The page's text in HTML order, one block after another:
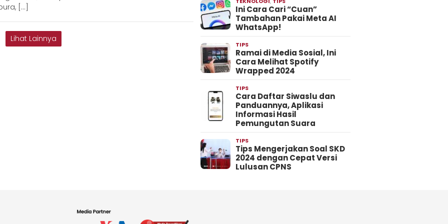
[…]
Lihat Lainnya
Ini Cara Cari “Cuan”
Tambahan Pakai Meta AI
WhatsApp!
TIPS
Ramai di Media Sosial, Ini
Cara Melihat Spotify
Wrapped 2024
TIPS
Cara Daftar Siwaslu dan
Panduannya, Aplikasi
Informasi Hasil
Pemungutan Suara
TIPS
Tips Mengerjakan Soal SKD
2024 dengan Cepat Versi
Lulusan CPNS